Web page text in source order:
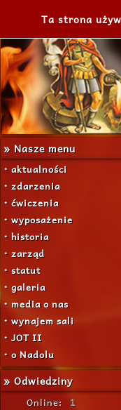
» Nasze menu
• aktualności
• zdarzenia
• ćwiczenia
• wyposażenie
• historia
• zarząd
• statut
• galeria
• media o nas
• wynajem sali
• JOT II
• o Nadolu
» Odwiedziny
Online:
1
Ta strona